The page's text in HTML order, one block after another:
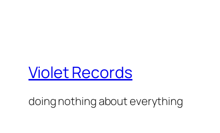
Violet Records
doing nothing about everything